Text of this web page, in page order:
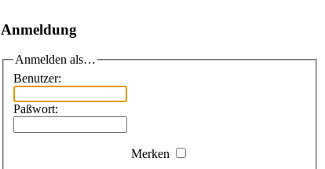
Anmeldung
Anmelden als…
Benutzer:
Paßwort:
Merken